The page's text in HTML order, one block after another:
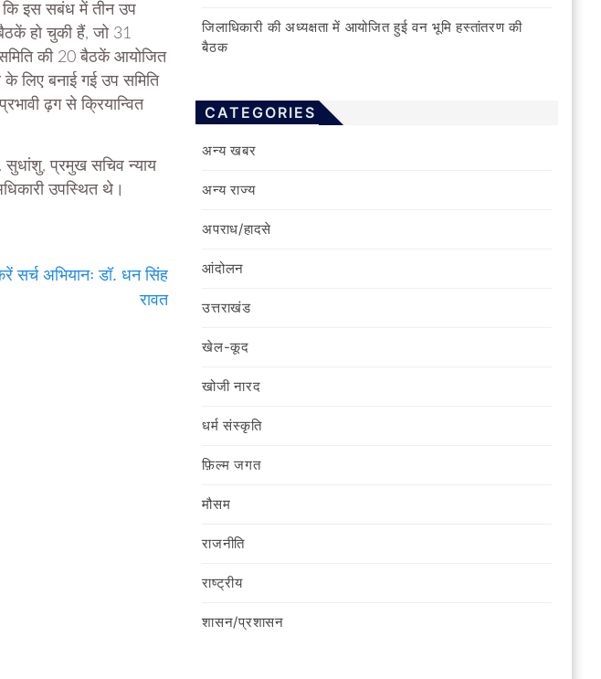
कि इस सबंध में तीन उप
हो चुकी हैं, जो 31
समिति की 20 बैठकें आयोजित
लिए बनाई गई उप समिति
ढ़ग से क्रियान्वित
सुधांशु, प्रमुख सचिव न्याय
उपस्थित थे।
सर्च अभियानः डॉ. धन सिंह
रावत
जिलाधिकारी की अध्यक्षता में आयोजित हुई वन भूमि हस्तांतरण की
बैठक
CATEGORIES
अन्य खबर
अन्य राज्य
अपराध/हादसे
आंदोलन
उत्तराखंड
खेल-कूद
खोजी नारद
धर्म संस्कृति
फ़िल्‍म जगत
मौसम
राजनीति
राष्ट्रीय
शासन/प्रशासन